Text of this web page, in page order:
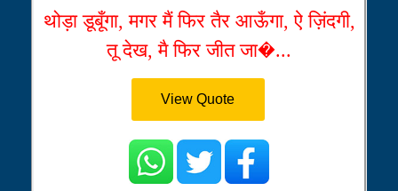
थोड़ा डूबूँगा, मगर मैं फिर तैर आऊँगा, ऐ ज़िंदगी,
तू देख, मै फिर जीत जा�...
View Quote